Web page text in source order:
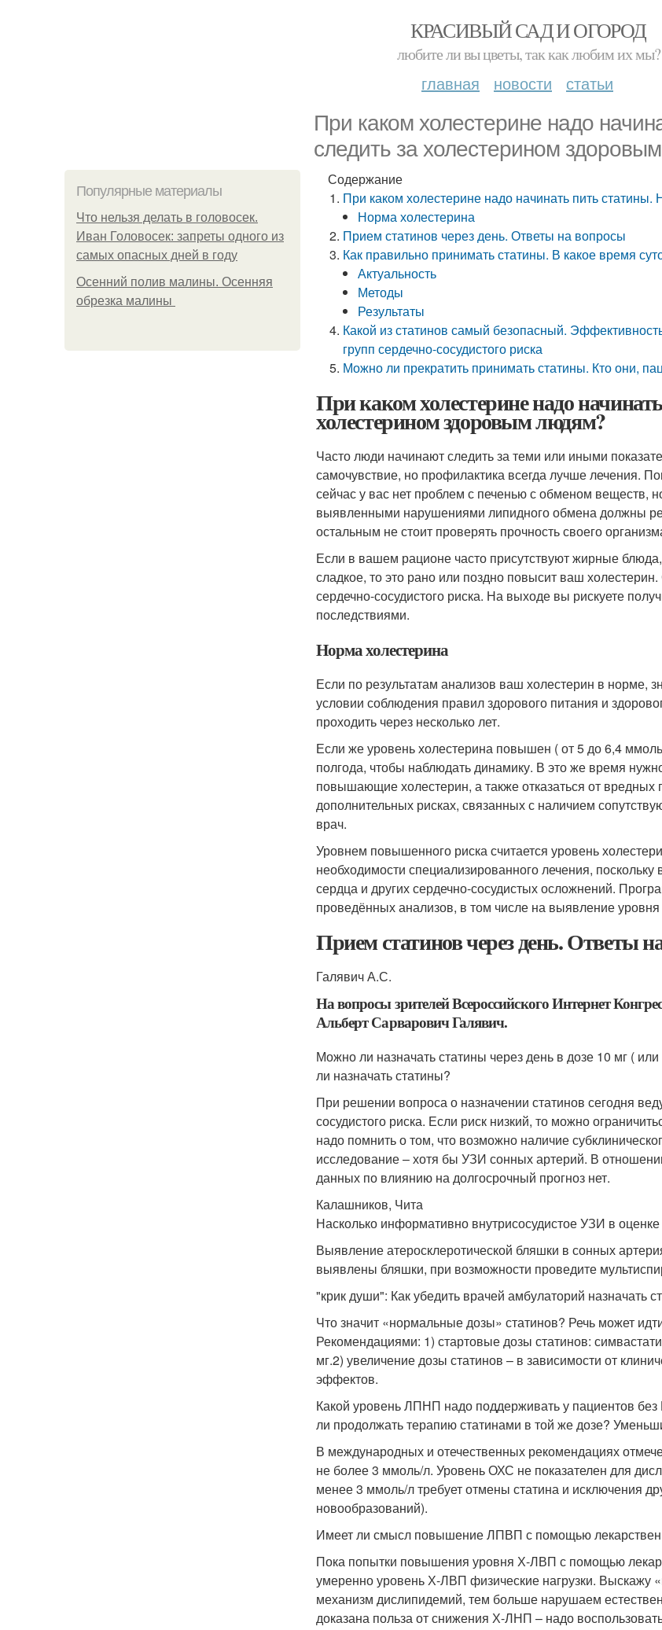
КРАСИВЫЙ САД И ОГОРОД
любите ли вы цветы, так как любим их мы?
главная новости статьи
При каком холестерине надо
следить за холестерином
Популярные материалы
Что нельзя делать в головосек.
Иван Головосек: запреты одного из
самых опасных дней в году
Осенний полив малины. Осенняя
обрезка малины
Содержание
При каком холестерине надо начинать пить
Норма холестерина
Прием статинов через день. Ответы на вопросы
Как правильно принимать статины. В какое время
Актуальность
Методы
Результаты
Какой из статинов самый безопасный.
групп сердечно-сосудистого риска
Можно ли прекратить принимать статины. Кто они,
При каком холестерине надо
холестерином здоровым людям?
Часто люди начинают следить за теми или иными
самочувствие, но профилактика всегда лучше лечения.
сейчас у вас нет проблем с печенью с обменом веществ,
выявленными нарушениями липидного обмена должны
остальным не стоит проверять прочность своего
Если в вашем рационе часто присутствуют жирные
сладкое, то это рано или поздно повысит ваш
сердечно-сосудистого риска. На выходе вы рискуете
последствиями.
Норма холестерина
Если по результатам анализов ваш холестерин в норме,
условии соблюдения правил здорового питания и
проходить через несколько лет.
Если же уровень холестерина повышен ( от 5 до 6,4
полгода, чтобы наблюдать динамику. В это же время
повышающие холестерин, а также отказаться от вредных
дополнительных рисках, связанных с наличием
врач.
Уровнем повышенного риска считается уровень
необходимости специализированного лечения,
сердца и других сердечно-сосудистых осложнений.
проведённых анализов, в том числе на выявление
Прием статинов через день. Ответы
Галявич А.С.
На вопросы зрителей Всероссийского Интернет
Альберт Сарварович Галявич.
Можно ли назначать статины через день в дозе 10 мг (
ли назначать статины?
При решении вопроса о назначении статинов сегодня
сосудистого риска. Если риск низкий, то можно
надо помнить о том, что возможно наличие
исследование – хотя бы УЗИ сонных артерий. В
данных по влиянию на долгосрочный прогноз нет.
Калашников, Чита
Насколько информативно внутрисосудистое УЗИ в
Выявление атеросклеротической бляшки в сонных
выявлены бляшки, при возможности проведите
"крик души": Как убедить врачей амбулаторий назначать
Что значит «нормальные дозы» статинов? Речь может
Рекомендациями: 1) стартовые дозы статинов:
мг.2) увеличение дозы статинов – в зависимости от
эффектов.
Какой уровень ЛПНП надо поддерживать у пациентов
ли продолжать терапию статинами в той же дозе?
В международных и отечественных рекомендациях
не более 3 ммоль/л. Уровень ОХС не показателен для
менее 3 ммоль/л требует отмены статина и исключения
новообразований).
Имеет ли смысл повышение ЛПВП с помощью
Пока попытки повышения уровня Х-ЛВП с помощью
умеренно уровень Х-ЛВП физические нагрузки. Выскажу
механизм дислипидемий, тем больше нарушаем
доказана польза от снижения Х-ЛНП – надо